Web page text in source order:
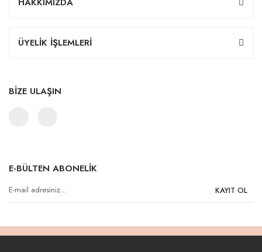
ÜYELİK İŞLEMLERİ
BİZE ULAŞIN
E-BÜLTEN ABONELİK
KAYIT OL